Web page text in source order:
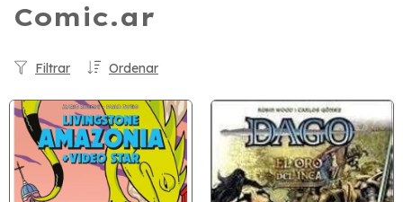
Comic.ar
Ordenar
Filtrar